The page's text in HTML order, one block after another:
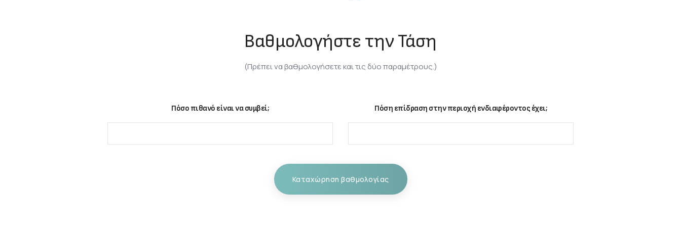
Βαθμολογήστε την Τάση
(Πρέπει να βαθμολογήσετε και τις δύο παραμέτρους.)
Πόσο πιθανό είναι να συμβεί; Πόση επίδραση στην περιοχή ενδιαφέροντος έχει;
Καταχώρηση βαθμολογίας